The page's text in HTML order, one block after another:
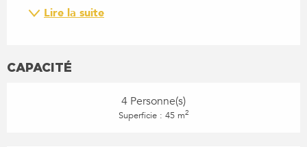
Lire la suite
CAPACITÉ
4 Personne(s)
Superficie : 45 m2